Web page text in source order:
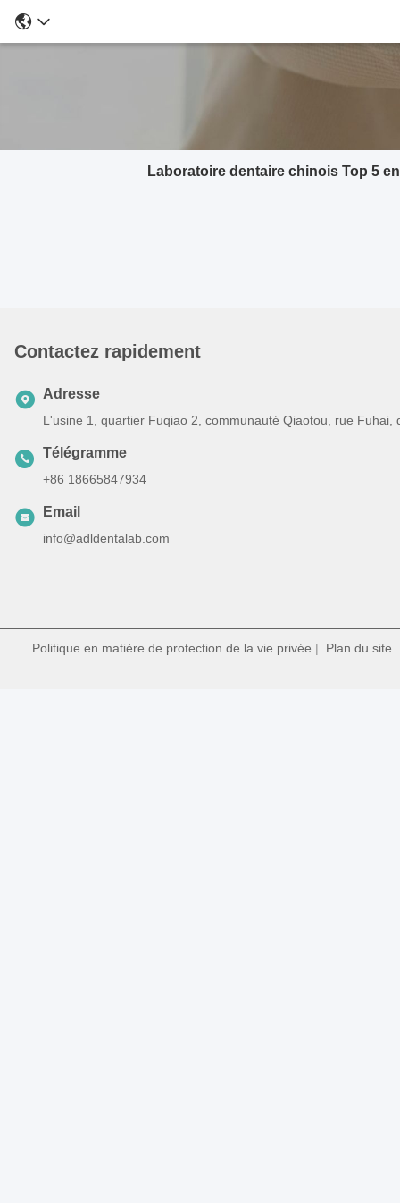
Laboratoire dentaire chinois Top 5
Contactez rapidement
Adresse
L'usine 1, quartier Fuqiao 2, communauté Qiaotou, rue
Télégramme
+86 18665847934
Email
info@adldentalab.com
Politique en matière de protection de la vie privée | Plan du site